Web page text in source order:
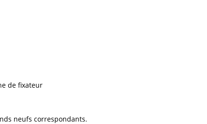
de fixateur
neufs correspondants.